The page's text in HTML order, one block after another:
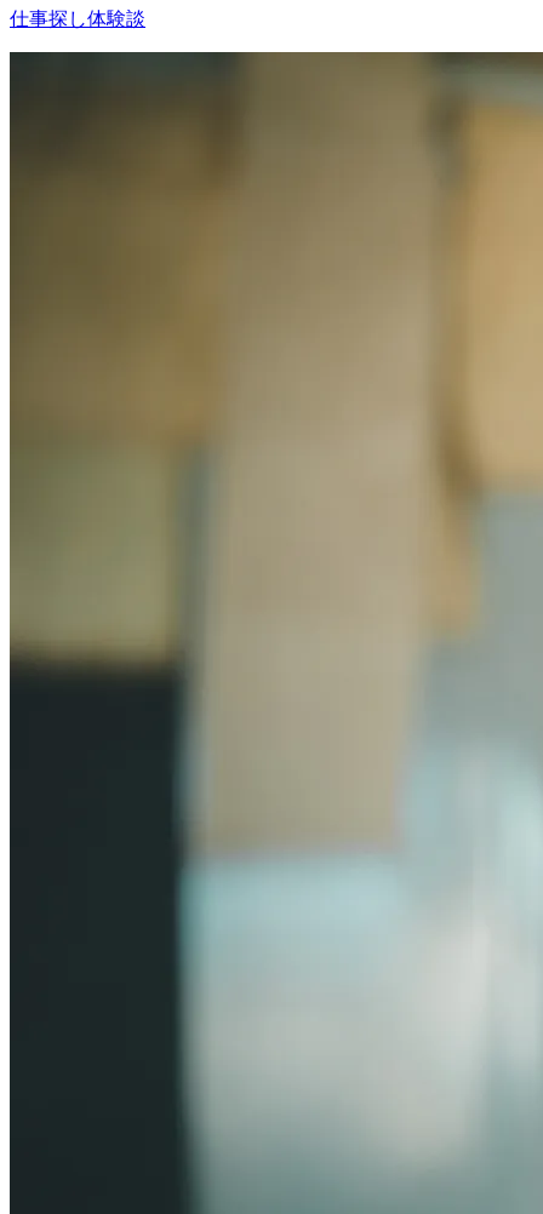
仕事探し体験談